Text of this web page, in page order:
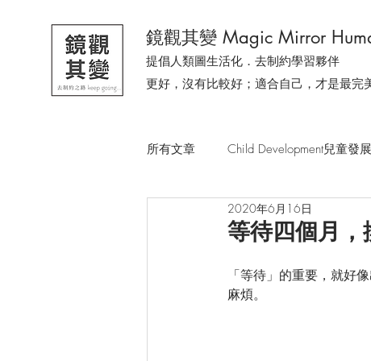
鏡觀其變 Magic Mirror
提倡人類圖生活化．去制約學習夥伴
更好，沒有比較好；適合自己，才是最完
所有文章 Child Development兒童發展
去制約溫柔小森林 有人問我說
一隻貓教會我的事 今天，我
等待四個月，
2020年6月16日
「等待」的重要，就好
麻煩。